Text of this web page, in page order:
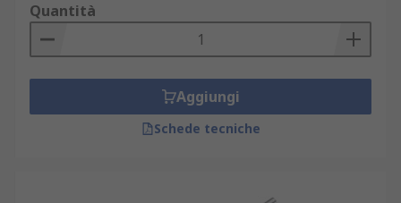
Quantità
Aggiungi
Schede tecniche